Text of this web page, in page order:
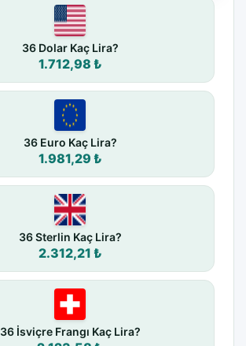
36 Dolar Kaç Lira?
1.712,98 ₺
36 Euro Kaç Lira?
1.981,29 ₺
36 Sterlin Kaç Lira?
2.312,21 ₺
36 İsviçre Frangı Kaç Lira?